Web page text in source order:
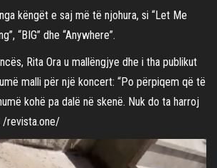
këngët e saj më të njohura, si “Let Me
“BIG” dhe “Anywhere”.
Rita Ora u mallëngjye dhe i tha publikut
malli për një koncert: “Po përpiqem që të
kohë pa dalë në skenë. Nuk do ta harroj
/revista.one/